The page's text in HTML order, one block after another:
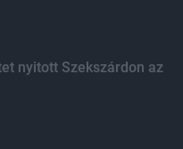
nyitott Szekszárdon az